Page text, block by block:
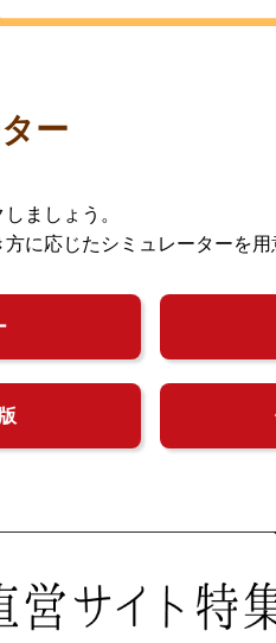
ー
ましょう。
に応じたシミュレーターを用